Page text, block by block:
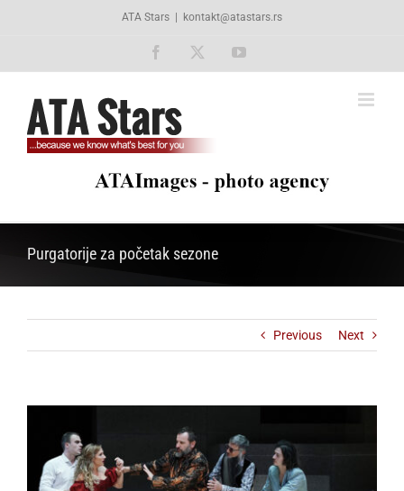
ATA Stars kontakt@atastars.rs
Facebook YouTube
Purgatorije za početak sezone
Previous Next